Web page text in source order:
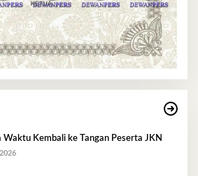
Waktu Kembali ke Tangan Peserta JKN